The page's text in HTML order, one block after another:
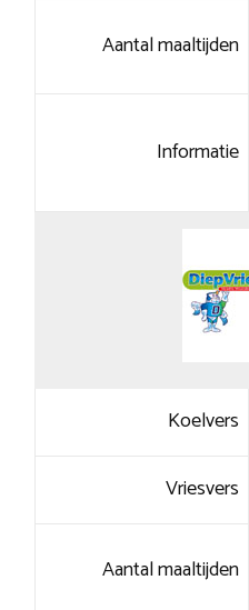
Aantal maaltijden
Informatie
Koelvers
Vriesvers
Aantal maaltijden